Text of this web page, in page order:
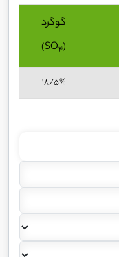
گوگرد
(SO
4
)
18/5%